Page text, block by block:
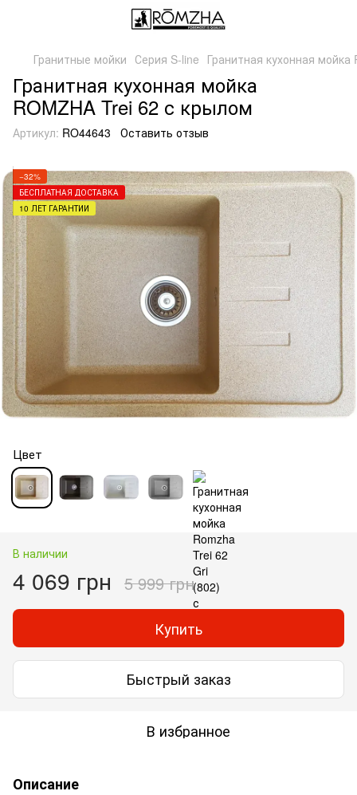
Гранитные мойки Серия S-line Гранитная кухонная
Гранитная кухонная мойка
ROMZHA Trei 62 с крылом
Артикул: RO44643 Оставить отзыв
−32%
БЕСПЛАТНАЯ ДОСТАВКА
10 ЛЕТ ГАРАНТИИ
Цвет
В наличии
4 069 грн 5 999 грн
Купить
Быстрый заказ
В избранное
Описание